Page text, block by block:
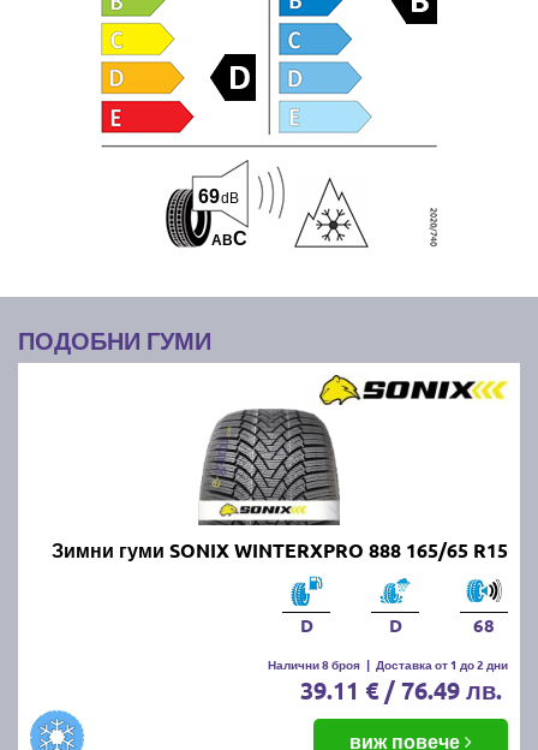
ABC
69dB
ПОДОБНИ ГУМИ
Зимни гуми SONIX WINTERXPRO 888 165/65 R15
D D 68
Налични 8 броя | Доставка от 1 до 2 дни
39.11 € / 76.49 лв.
виж повече